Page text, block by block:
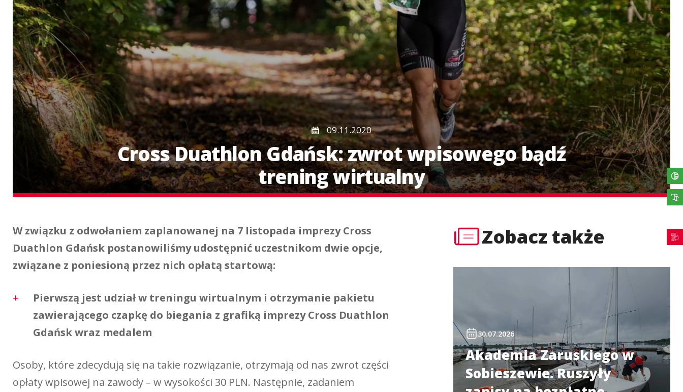
09.11.2020
Cross Duathlon Gdańsk: zwrot wpisowego bądź
trening wirtualny
W związku z odwołaniem zaplanowanej na 7 listopada imprezy Cross
Duathlon Gdańsk postanowiliśmy udostępnić uczestnikom dwie opcje,
związane z poniesioną przez nich opłatą startową:
Pierwszą jest udział w treningu wirtualnym i otrzymanie pakietu
zawierającego czapkę do biegania z grafiką imprezy Cross Duathlon
Gdańsk wraz medalem
Osoby, które zdecydują się na takie rozwiązanie, otrzymają od nas zwrot części
opłaty wpisowej na zawody – w wysokości 30 PLN. Następnie, zadaniem
Zobacz także
30.07.2026
Akademia Zaruskiego w
Sobieszewie. Ruszyły